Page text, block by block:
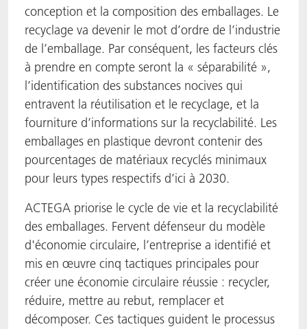
conception et la composition des emballages. Le
recyclage va devenir le mot d’ordre de l’industrie
de l’emballage. Par conséquent, les facteurs clés
à prendre en compte seront la « séparabilité »,
l’identification des substances nocives qui
entravent la réutilisation et le recyclage, et la
fourniture d’informations sur la recyclabilité. Les
emballages en plastique devront contenir des
pourcentages de matériaux recyclés minimaux
pour leurs types respectifs d’ici à 2030.
ACTEGA priorise le cycle de vie et la recyclabilité
des emballages. Fervent défenseur du modèle
d'économie circulaire, l’entreprise a identifié et
mis en œuvre cinq tactiques principales pour
créer une économie circulaire réussie : recycler,
réduire, mettre au rebut, remplacer et
décomposer. Ces tactiques guident le processus